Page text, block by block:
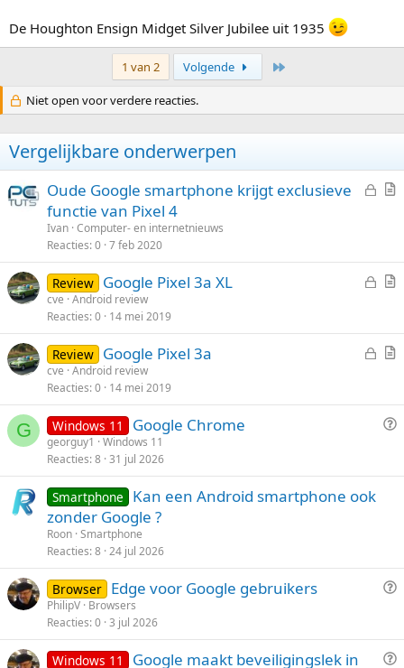
De Houghton Ensign Midget Silver Jubilee uit 1935
1 van 2 Volgende
Niet open voor verdere reacties.
Vergelijkbare onderwerpen
G
o
t
k
Oude Google smartphone krijgt exclusieve
functie van Pixel 4
Ivan Computer- en internetnieuws
Reacties 0 7 feb 2020
G
l
o
i
Review Google Pixel 3a XL
cve Android review
Reacties 0 14 mei 2019
G
l
i
k
Review Google Pixel 3a
cve Android review
Reacties 0 14 mei 2019
G
V
a
Windows 11 Google Chrome
georguy1
Windows 11
Reacties 8 31 jul 2026
Smartphone
Kan een Android smartphone ook
zonder Google ?
Roon Smartphone
Reacties 8 24 jul 2026
V
a
g
Browser Edge voor Google gebruikers
PhilipV Browsers
Reacties 0 3 jul 2026
V
Windows 11
Google maakt beveiligingslek in